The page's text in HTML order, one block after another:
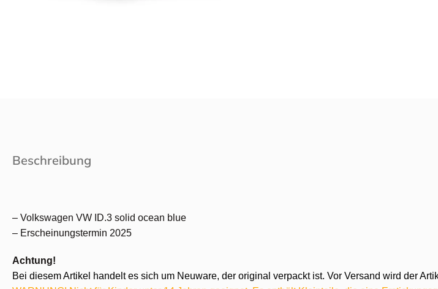
Beschreibung
– Volkswagen VW ID.3 solid ocean blue
– Erscheinungstermin 2025
Achtung!
Bei diesem Artikel handelt es sich um Neuware, der original verpackt ist. Vor Versand wird der